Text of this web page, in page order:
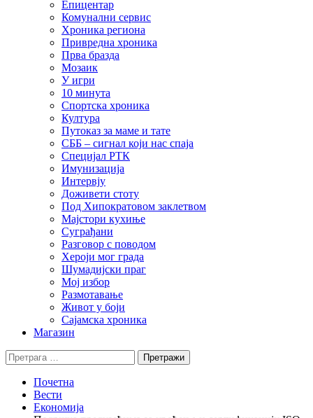
Епицентар
Комунални сервис
Хроника региона
Привредна хроника
Прва бразда
Мозаик
У игри
10 минута
Спортска хроника
Култура
Путоказ за маме и тате
СББ – сигнал који нас спаја
Специјал РТК
Имунизација
Интервју
Доживети стоту
Под Хипократовом заклетвом
Мајстори кухиње
Суграђани
Разговор с поводом
Хероји мог града
Шумадијски праг
Мој избор
Размотавање
Живот у боји
Сајамска хроника
Магазин
Претрага
за:
Почетна
Вести
Економија